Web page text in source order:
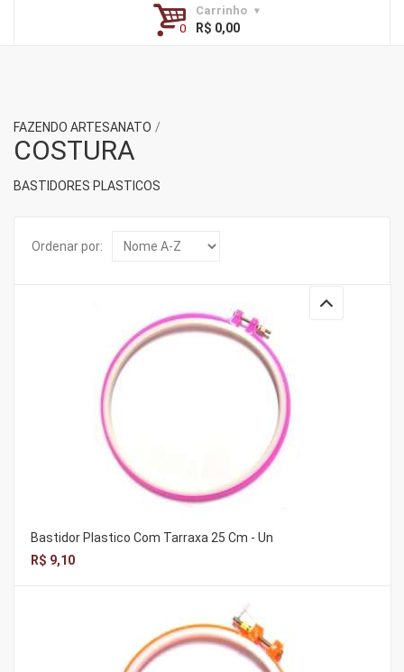
Carrinho
R$ 0,00
FAZENDO ARTESANATO
COSTURA
BASTIDORES PLASTICOS
Ordenar por:
Bastidor Plastico Com Tarraxa 25 Cm - Un
R$ 9,10